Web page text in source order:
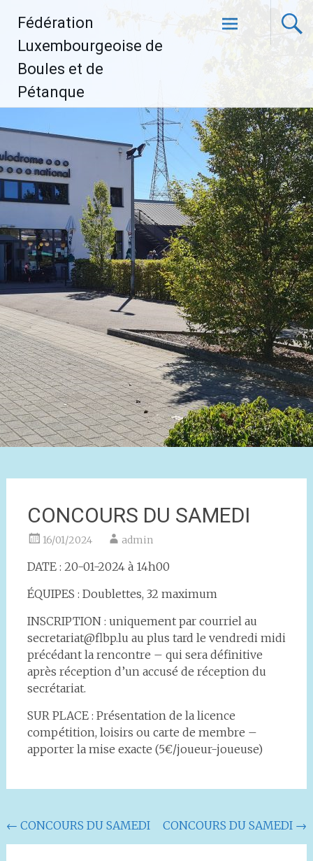
contenu
Fédération
Luxembourgeoise de
Boules et de
Pétanque
CONCOURS DU SAMEDI
16/01/2024 admin
DATE : 20-01-2024 à 14h00
ÉQUIPES : Doublettes, 32 maximum
INSCRIPTION : uniquement par courriel au
secretariat@flbp.lu au plus tard le vendredi midi
précédant la rencontre – qui sera définitive
après réception d’un accusé de réception du
secrétariat.
SUR PLACE : Présentation de la licence
compétition, loisirs ou carte de membre –
apporter la mise exacte (5€/joueur-joueuse)
Navigation
de
← CONCOURS DU SAMEDI CONCOURS DU SAMEDI →